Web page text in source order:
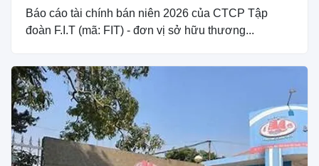
Báo cáo tài chính bán niên 2026 của CTCP Tập
đoàn F.I.T (mã: FIT) - đơn vị sở hữu thương...